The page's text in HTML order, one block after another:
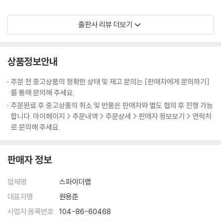
었던 것과 비슷한 노퍽 슈트를 입고 있으며 1968년의 호텔 과 비슷한 장식
의 서재에 있다. 젊은 작가의 목소리는 늙은 작가의 음성으로 바뀐다. “매
혹적인 낡은 폐허였지만, 다시 가보지 못했다.” 그리고 다시 묘지에 있는
「CRITICAL ESSAY」중에서
물론 웨스 앤더슨에게 ‘초안 같은 것’은 다른 감독에게는 완성품이다. 그날
본 편집본과 극장에서 개봉된 영화를 비교하면, 눈에 띄게 다른 점이 전혀
없었다. 완성작 같았다. 여러 겹으로 중첩된 스토리 전개 장치부터 시계태
엽처럼 딱 맞물려 돌아가는 등장인물과 사건까지, 영화가 전작들에 비해
어찌나 복잡해 보이는지 딱 한 번만 보고 웨스와 인터뷰할 생각을 하니 두
죠? 그냥 농담이었나요?
A : 아뇨, 그럴 의향이 있습니다.
요? 만약 존재한다면, 그 신은 위에서 지켜보고 있나요, 아니면 직접 간섭
웨스 앤더슨, 조금 별난 천재의 탄생
생활』(2004))나 야영장(『문라이즈 킹덤』(2012)) 같은 익숙한 장소지
만, 그의 터치를 거치고 나면 지금까지 없던 낯선 세계가 창조된다. ‘앤더슨
터치’라는 신조어가 생길 만큼 시각적 압도가 강력한 탓에 그의 영화는 종
종 패션 필름이라고 폄하되기도 한다. 그러나 그의 영화들이 단순히 인스
타그램용 예쁜 화면으로 머물지 않고 그만의 시그니처로 자리 잡게 된 이
유는 화려한 시각적 이미지 이상의 무엇을 갖고 있기 때문이다. 그는 늘 잊
장 죽어도 영화사에 기록될 감독’이라는 평가를 받는다. 그가 할 하틀리와
쿠엔틴 타란티노 이후 가장 독창적인 세계를 이룬 미국 영화계 감독 중 하
나라는 것은 아무도 의심하지 않는다. 그러나 180cm가 넘는 키에 깡마른
출판사 리뷰 더보기
상품정보안내
주문 전 중고상품의 정확한 상태 및 재고 문의는 [판매자에게 문의하기]
를 통해 문의해 주세요.
주문완료 후 중고상품의 취소 및 반품은 판매자와 별도 협의 후 진행 가능
합니다. 마이페이지 > 주문내역 > 주문상세 > 판매자 정보보기 > 연락처
로 문의해 주세요.
판매자 정보
업체명
스파이더랩
대표자명
원용준
사업자 등록번호
104-86-60468